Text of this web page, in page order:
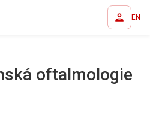
EN
oftalmologie